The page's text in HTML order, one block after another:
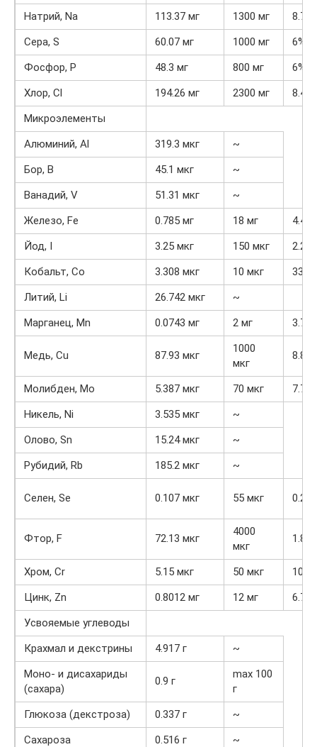
Натрий, Na 113.37 мг 1300 мг
8.7%
Сера, S
60.07 мг 1000 мг
6%
Фосфор, P
48.3 мг 800 мг
6%
Хлор, Cl
194.26 мг 2300 мг
8.4%
Микроэлементы
Алюминий, Al
319.3 мкг
~
Бор, B
45.1 мкг
~
Ванадий, V
51.31 мкг
~
Железо, Fe
0.785 мг 18 мг
4.4%
Йод, I
3.25 мкг 150 мкг
2.2%
Кобальт, Co
3.308 мкг 10 мкг
Литий, Li
26.742 мкг
~
Марганец, Mn
0.0743 мг 2 мг 3.7%
Медь, Cu 87.93 мкг
1000
мкг
8.8%
Молибден, Mo 5.387 мкг 70 мкг
7.7%
Никель, Ni
3.535 мкг
~
Олово, Sn
15.24 мкг
~
Рубидий, Rb
185.2 мкг ~
Селен, Se 0.107 мкг 55 мкг 0.2%
Фтор, F 72.13 мкг
4000
мкг
1.8%
Хром, Cr 5.15 мкг 50 мкг
Цинк, Zn
0.8012 мг 12 мг
6.7%
Усвояемые углеводы
Крахмал и декстрины
4.917 г
~
Моно- и дисахариды
(сахара)
0.9 г
max 100
г
Глюкоза (декстроза)
0.337 г
~
Сахароза
0.516 г
~